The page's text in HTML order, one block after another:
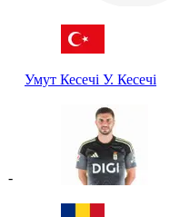
Умут Кесечі У. Кесечі
-